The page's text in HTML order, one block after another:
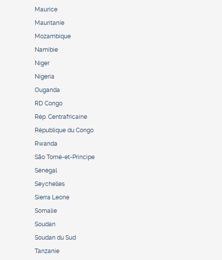
Maurice
Mauritanie
Mozambique
Namibie
Niger
Nigeria
Ouganda
RD Congo
Rép. Centrafricaine
République du Congo
Rwanda
São Tomé-et-Principe
Sénégal
Seychelles
Sierra Leone
Somalie
Soudan
Soudan du Sud
Tanzanie